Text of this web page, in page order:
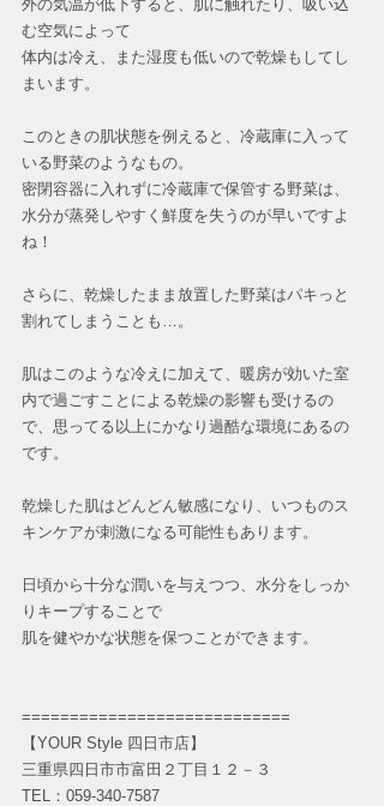
外の気温が低下すると、肌に触れたり、吸い込
む空気によって
体内は冷え、また湿度も低いので乾燥もしてし
まいます。
このときの肌状態を例えると、冷蔵庫に入って
いる野菜のようなもの。
密閉容器に入れずに冷蔵庫で保管する野菜は、
水分が蒸発しやすく鮮度を失うのが早いですよ
ね！
さらに、乾燥したまま放置した野菜はパキっと
割れてしまうことも…。
肌はこのような冷えに加えて、暖房が効いた室
内で過ごすことによる乾燥の影響も受けるの
で、思ってる以上にかなり過酷な環境にあるの
です。
乾燥した肌はどんどん敏感になり、いつものス
キンケアが刺激になる可能性もあります。
日頃から十分な潤いを与えつつ、水分をしっか
りキープすることで
肌を健やかな状態を保つことができます。
============================
【YOUR Style 四日市店】
三重県四日市市富田２丁目１２－３
TEL：059-340-7587